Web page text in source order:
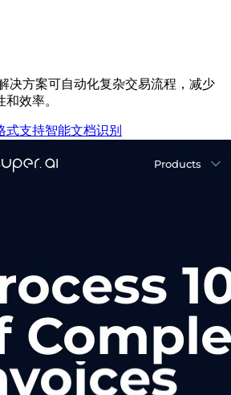
决方案可自动化复杂交易流程，减少
效率。
式支持智能文档识别